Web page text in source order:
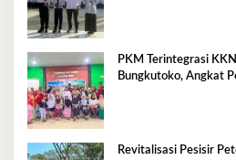
PKM Terintegrasi
Bungkutoko, Angkat
Revitalisasi Pesisir